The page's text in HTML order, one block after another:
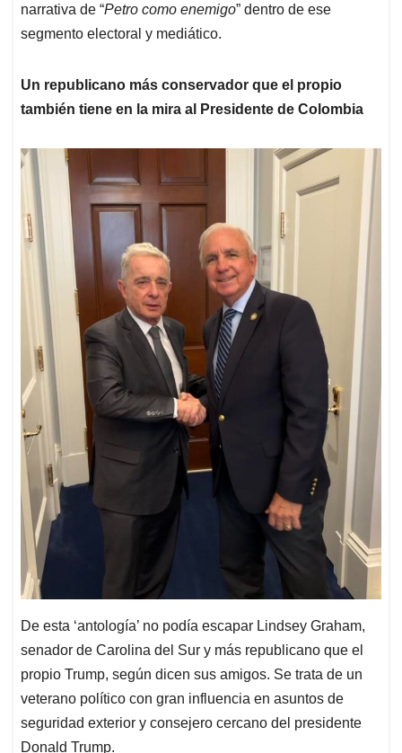
narrativa de “Petro como enemigo” dentro de ese
segmento electoral y mediático.
Un republicano más conservador que el propio
también tiene en la mira al Presidente de Colombia
De esta ‘antología’ no podía escapar Lindsey Graham,
senador de Carolina del Sur y más republicano que el
propio Trump, según dicen sus amigos. Se trata de un
veterano político con gran influencia en asuntos de
seguridad exterior y consejero cercano del presidente
Donald Trump.